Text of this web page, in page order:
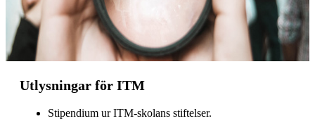
Utlysningar för ITM
Stipendium ur ITM-skolans stiftelser.